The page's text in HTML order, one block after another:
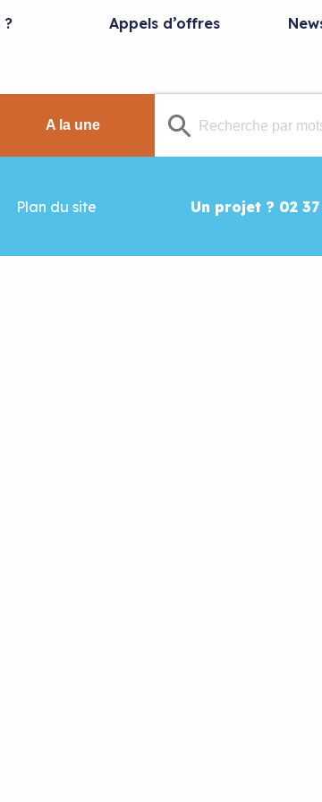
? Appels d’offres
A la une
Plan du site Un projet ? 02 37